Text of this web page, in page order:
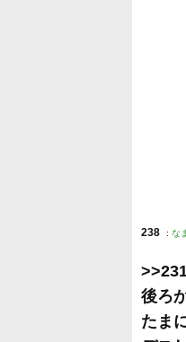
238 : な
後ろ
たま